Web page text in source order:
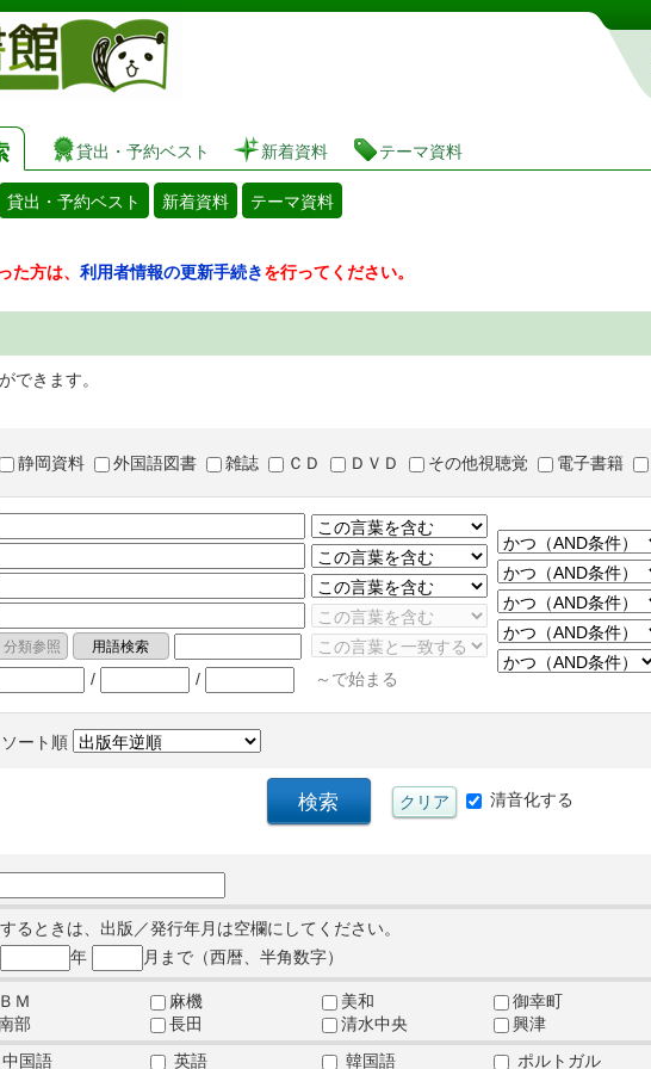
図書館 蔵書検索・予約システム
貸出・予約ベスト 新着資料 テーマ資料
貸出・予約ベスト 新着資料 テーマ資料
た方は、 利用者情報の更新手続きを行ってください。
できます。
静岡資料 外国語図書 雑誌 ＣＤ ＤＶＤ その他視聴覚 電子書籍
/ / ～で始まる
ソート順
清音化する
るときは、出版／発行年月は空欄にしてください。
年 月まで（西暦、半角数字）
ＢＭ 麻機 美和 御幸町
部 長田 清水中央 興津
中国語 英語 韓国語 ポルトガル